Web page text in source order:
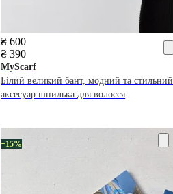
₴ 600
₴ 390
MyScarf
Білий великий бант, модний та стильний
аксесуар шпилька для волосся
−15%